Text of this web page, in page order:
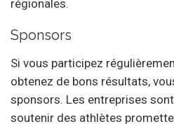
régionales.
Sponsors
Si vous participez
obtenez de bons résultats,
sponsors. Les entreprises
soutenir des athlètes